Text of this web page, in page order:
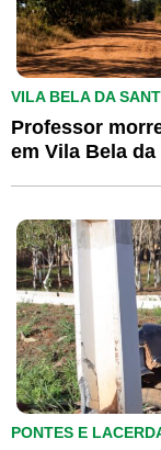
VILA BELA DA
Professor
em Vila Bela
PONTES E